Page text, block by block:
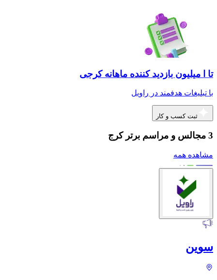
تا ا میلیون بازدید کننده ماهانه کرجی
با تبلیغات هدفمند در راویل
ثبت کسب و کار
3 مجالس و مراسم برتر کرج
مشاهده همه
سوین